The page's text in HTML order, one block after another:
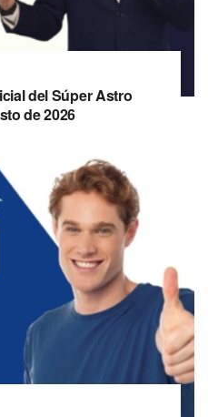
del Súper Astro
de 2026